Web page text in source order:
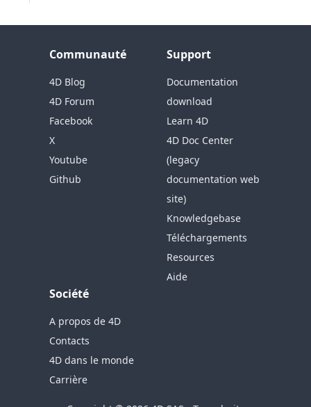
Communauté
4D Blog
4D Forum
Facebook
X
Youtube
Github
Support
Documentation
download
Learn 4D
4D Doc Center
(legacy
documentation web
site)
Knowledgebase
Téléchargements
Resources
Aide
Société
A propos de 4D
Contacts
4D dans le monde
Carrière